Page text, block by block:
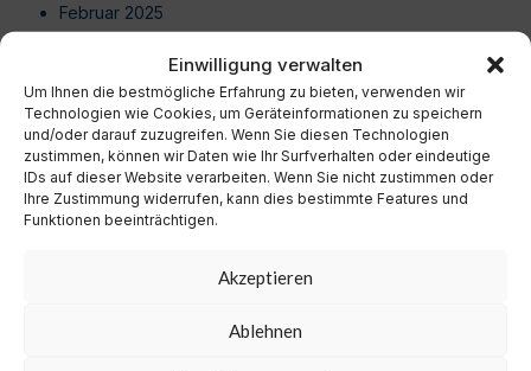
Einwilligung verwalten
Um Ihnen die bestmögliche Erfahrung zu bieten, verwenden wir
Technologien wie Cookies, um Geräteinformationen zu speichern
und/oder darauf zuzugreifen. Wenn Sie diesen Technologien
zustimmen, können wir Daten wie Ihr Surfverhalten oder eindeutige
IDs auf dieser Website verarbeiten. Wenn Sie nicht zustimmen oder
Ihre Zustimmung widerrufen, kann dies bestimmte Features und
Funktionen beeinträchtigen.
Akzeptieren
Ablehnen
Februar 2025
Dezember 2024
November 2024
Oktober 2024
September 2024
August 2024
Juli 2024
Juni 2024